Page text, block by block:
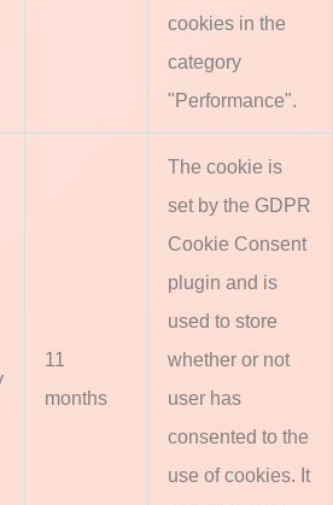
cookies in the
category
"Performance".
11
months
The cookie is
set by the GDPR
Cookie Consent
plugin and is
used to store
whether or not
user has
consented to the
use of cookies. It